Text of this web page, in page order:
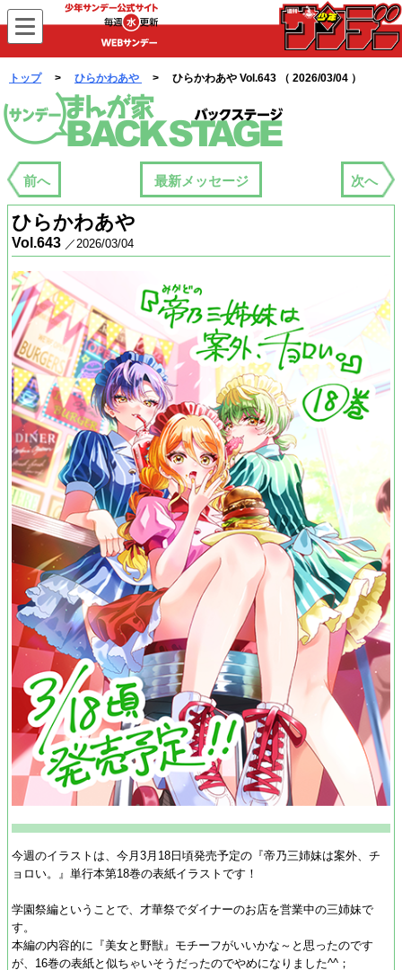
WEBサンデー
トップ> ひらかわあや > ひらかわあや Vol.643 （ 2026/03/04 ）
まんが家バックステージ
前へ 最新メッセージ 次へ
ひらかわあや
Vol.643 ／2026/03/04
今週のイラストは、今月3月18日頃発売予定の『帝乃三姉妹は案外、チ
ョロい。』単行本第18巻の表紙イラストです！
学園祭編ということで、才華祭でダイナーのお店を営業中の三姉妹で
す。
本編の内容的に『美女と野獣』モチーフがいいかな～と思ったのです
が、16巻の表紙と似ちゃいそうだったのでやめになりました^^；